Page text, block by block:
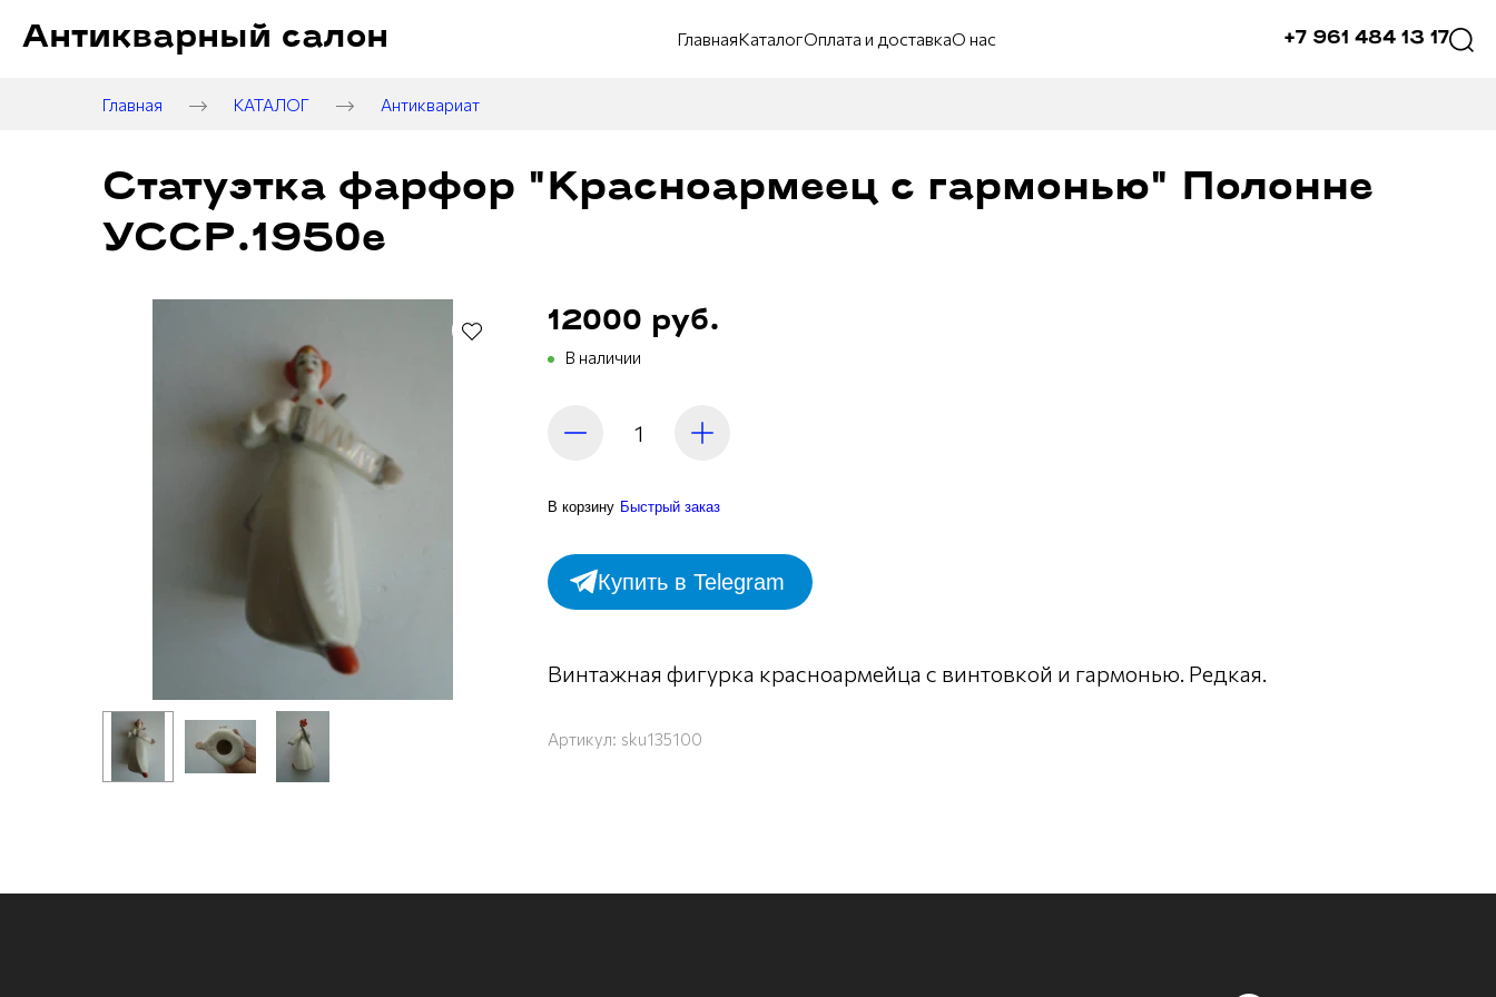
Антикварный салон ГлавнаяКаталогОплата и доставкаО нас +7 961 484 13 17
Главная КАТАЛОГ Антиквариат
Статуэтка фарфор "Красноармеец с гармонью" Полонне
УССР.1950е
12000 руб.
В наличии
В корзину Быстрый заказ
Купить в Telegram
Винтажная фигурка красноармейца с винтовкой и гармонью. Редкая.
Артикул: sku135100